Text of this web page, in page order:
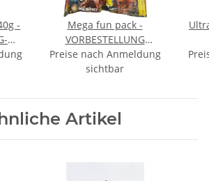
-
Mega fun pack -
VORBESTELLUNG
September
Preise nach Anmeldung
sichtbar
Artikel